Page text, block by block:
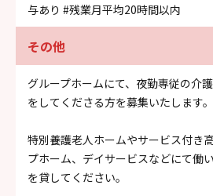
与あり #残業月平均20時間以内
その他
グループホームにて、夜勤専従の介
をしてくださる方を募集いたします。
特別養護老人ホームやサービス付き
プホーム、デイサービスなどにて働
を貸してください。